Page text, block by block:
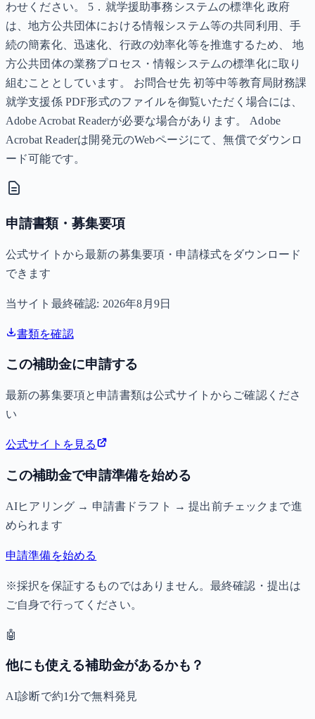
わせください。 5．就学援助事務システムの標準化 政府
は、地方公共団体における情報システム等の共同利用、手
続の簡素化、迅速化、行政の効率化等を推進するため、 地
方公共団体の業務プロセス・情報システムの標準化に取り
組むこととしています。 お問合せ先 初等中等教育局財務課
就学支援係 PDF形式のファイルを御覧いただく場合には、
Adobe Acrobat Readerが必要な場合があります。 Adobe
Acrobat Readerは開発元のWebページにて、無償でダウンロ
ード可能です。
申請書類・募集要項
公式サイトから最新の募集要項・申請様式をダウンロード
できます
当サイト最終確認: 2026年8月9日
書類を確認
この補助金に申請する
最新の募集要項と申請書類は公式サイトからご確認くださ
い
公式サイトを見る
この補助金で申請準備を始める
AIヒアリング → 申請書ドラフト → 提出前チェックまで進
められます
申請準備を始める
※採択を保証するものではありません。最終確認・提出は
ご自身で行ってください。
🤖
他にも使える補助金があるかも？
AI診断で約1分で無料発見